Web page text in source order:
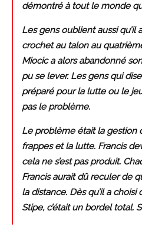
démontré à tout le monde
Les gens oublient aussi qu’il
crochet au talon au
Miocic a alors abandonné
pu se lever. Les gens qui
préparé pour la lutte ou le
pas le problème.
Le problème était la gestion
frappes et la lutte. Francis
cela ne s’est pas produit.
Francis aurait dû reculer de
la distance. Dès qu’il a
Stipe, c’était un bordel total.